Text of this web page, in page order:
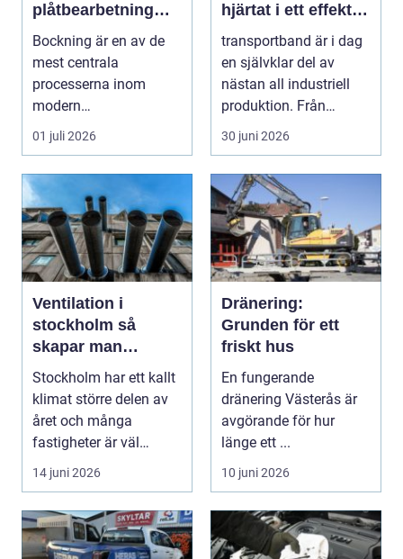
plåtbearbetning
med precision
Bockning är en av de
mest centrala
processerna inom
modern
plåtbearbetning. I en
01 juli 2026
hjärtat i ett effektivt
flöde
transportband är i dag
en självklar del av
nästan all industriell
produktion. Från
stenbrott och åte...
30 juni 2026
Ventilation i
stockholm så
skapar man
hälsosam och
energieffektiv
inomhusluft
Stockholm har ett kallt
klimat större delen av
året och många
fastigheter är väl
isolerade för att s...
14 juni 2026
Dränering:
Grunden för ett
friskt hus
En fungerande
dränering Västerås är
avgörande för hur
länge ett ...
10 juni 2026